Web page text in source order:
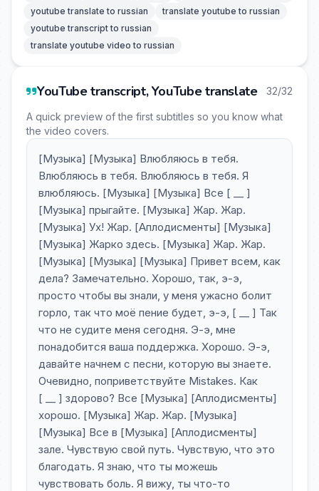
youtube translate to russian
translate youtube to russian
youtube transcript to russian
translate youtube video to russian
YouTube transcript, YouTube translate 32/32
A quick preview of the first subtitles so you know what
the video covers.
[Музыка] [Музыка] Влюбляюсь в тебя.
Влюбляюсь в тебя. Влюбляюсь в тебя. Я
влюбляюсь. [Музыка] [Музыка] Все [ __ ]
[Музыка] прыгайте. [Музыка] Жар. Жар.
[Музыка] Ух! Жар. [Аплодисменты] [Музыка]
[Музыка] Жарко здесь. [Музыка] Жар. Жар.
[Музыка] [Музыка] [Музыка] Привет всем, как
дела? Замечательно. Хорошо, так, э-э,
просто чтобы вы знали, у меня ужасно болит
горло, так что моё пение будет, э-э, [ __ ] Так
что не судите меня сегодня. Э-э, мне
понадобится ваша поддержка. Хорошо. Э-э,
давайте начнем с песни, которую вы знаете.
Очевидно, поприветствуйте Mistakes. Как
[ __ ] здорово? Все [Музыка] [Аплодисменты]
хорошо. [Музыка] Жар. Жар. [Музыка]
[Музыка] Все в [Музыка] [Аплодисменты]
зале. Чувствую свой путь. Чувствую, что это
благодать. Я знаю, что ты можешь
чувствовать боль. Я вижу, ты что-то